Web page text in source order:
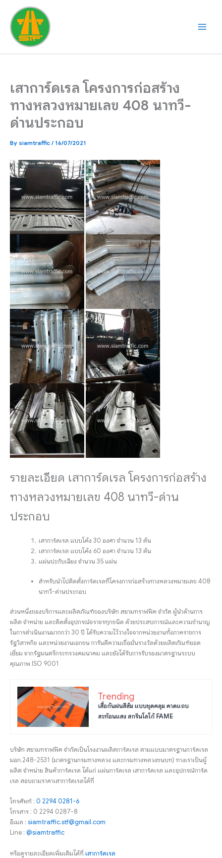
content
เสาการ์ดเรล โครงการก่อสร้าง
ทางหลวงหมายเลข 408 นาทวี-
ด่านประกอบ
By siamtraffic / 16/07/2021
รายละเอียด เสาการ์ดเรล โครงการก่อสร้าง
ทางหลวงหมายเลข 408 นาทวี-ด่าน
ประกอบ
เสาการ์ดเรล แบบโค้ง 30 องศา จำนวน 13 ต้น
เสาการ์ดเรล แบบโค้ง 60 องศา จำนวน 13 ต้น
แผ่นปะกับเฉียง จำนวน 35 แผ่น
สำหรับนำไปติดตั้งการ์ดเรลที่โครงการก่อสร้างทางหลวงหมายเลข 408
นาทวี-ด่านประกอบ
ส่วนหนึ่งของบริการและผลิตภัณฑ์ของบริษัท สยามทราฟฟิค จำกัด ผู้นำด้านการ
ผลิต จำหน่าย และติดตั้งอุปกรณ์จราจรทุกชนิด ด้วยประสบการณ์และความชำนาญ
ในการดำเนินงานมากกว่า 30 ปี ได้รับความไว้วางใจจากหน่วยงานทั้งภาคราชการ
รัฐวิสาหกิจ และหน่วยงานเอกชน การันตีความเชื่อมั่นรางวัลด้วยผลิตภัณฑ์ยอด
เยี่ยม จากรัฐมนตรีกระทรวงคมนาคม และยังได้รับการรับรองมาตรฐานระบบ
คุณภาพ ISO 9001
Trending
เสื้อกันฝนสีส้ม แบบชุดคลุม คาดแถบ
สะท้อนแสง สกรีนโลโก้ FAME
บริษัท สยามทราฟฟิค จำกัดเป็นโรงงานผลิตการ์ดเรล ตามแบบมาตรฐานการ์ดเรล
มอก.248-2531 (มาตรฐานกรมทางหลวง และกรมทางหลวงชนบท) ทางเราเป็นผู้
ผลิต จำหน่าย สินค้าการ์ดเรล ได้แก่ แผ่นการ์ดเรล เสาการ์ดเรล และอุปกรณ์การ์ด
เรล สอบถามราคาเสาการ์ดเรลได้ที่
โทรศัพท์ : 0 2294 0281-6
โทรสาร : 0 2294 0287-8
อีเมล : siamtraffic.stf@gmail.com
Line : @siamtraffic
หรือดูรายละเอียดเพิ่มเติมได้ที่ เสาการ์ดเรล